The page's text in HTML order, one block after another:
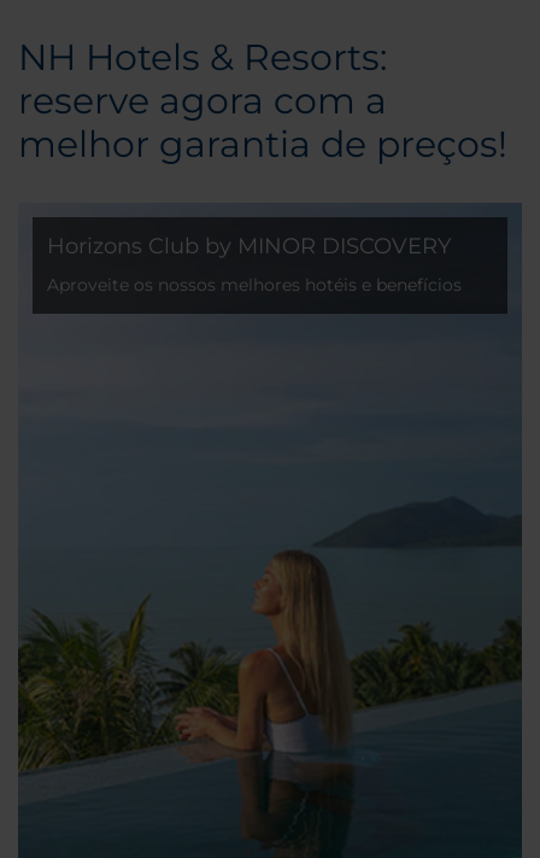
NH Hotels & Resorts:
reserve agora com a
melhor garantia de preços!
Horizons Club by MINOR DISCOVERY
Aproveite os nossos melhores hotéis e benefícios
exclusivos que tornam as viagens ainda mais